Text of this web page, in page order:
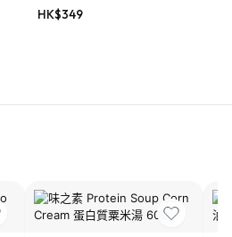
Sanrio
HK$349